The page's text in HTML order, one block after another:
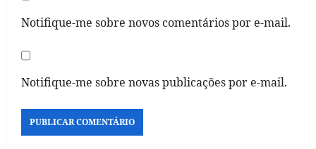
Notifique-me sobre novos comentários por e-mail.
Notifique-me sobre novas publicações por e-mail.